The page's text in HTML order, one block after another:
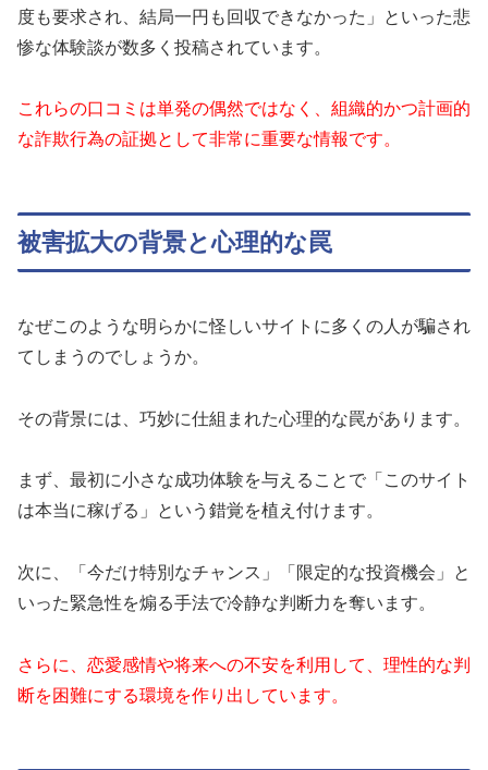
度も要求され、結局一円も回収できなかった」といった悲
惨な体験談が数多く投稿されています。
これらの口コミは単発の偶然ではなく、組織的かつ計画的
な詐欺行為の証拠として非常に重要な情報です。
被害拡大の背景と心理的な罠
なぜこのような明らかに怪しいサイトに多くの人が騙され
てしまうのでしょうか。
その背景には、巧妙に仕組まれた心理的な罠があります。
まず、最初に小さな成功体験を与えることで「このサイト
は本当に稼げる」という錯覚を植え付けます。
次に、「今だけ特別なチャンス」「限定的な投資機会」と
いった緊急性を煽る手法で冷静な判断力を奪います。
さらに、恋愛感情や将来への不安を利用して、理性的な判
断を困難にする環境を作り出しています。